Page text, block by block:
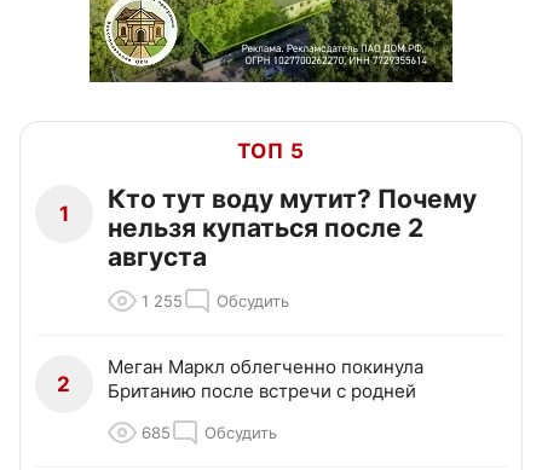
ТОП 5
1
Кто тут воду мутит? Почему
нельзя купаться после 2
августа
1 255 Обсудить
2
Меган Маркл облегченно покинула
Британию после встречи с родней
685 Обсудить